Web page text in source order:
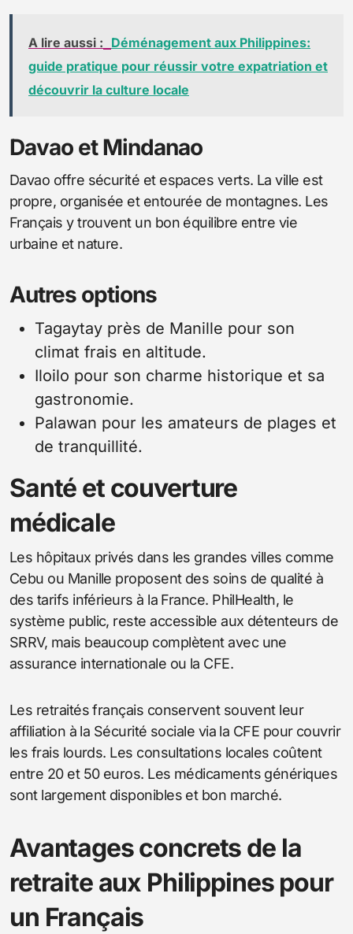
A lire aussi : Déménagement aux Philippines:
guide pratique pour réussir votre expatriation et
découvrir la culture locale
Davao et Mindanao
Davao offre sécurité et espaces verts. La ville est
propre, organisée et entourée de montagnes. Les
Français y trouvent un bon équilibre entre vie
urbaine et nature.
Autres options
Tagaytay près de Manille pour son
climat frais en altitude.
Iloilo pour son charme historique et sa
gastronomie.
Palawan pour les amateurs de plages et
de tranquillité.
Santé et couverture
médicale
Les hôpitaux privés dans les grandes villes comme
Cebu ou Manille proposent des soins de qualité à
des tarifs inférieurs à la France. PhilHealth, le
système public, reste accessible aux détenteurs de
SRRV, mais beaucoup complètent avec une
assurance internationale ou la CFE.
Les retraités français conservent souvent leur
affiliation à la Sécurité sociale via la CFE pour couvrir
les frais lourds. Les consultations locales coûtent
entre 20 et 50 euros. Les médicaments génériques
sont largement disponibles et bon marché.
Avantages concrets de la
retraite aux Philippines pour
un Français